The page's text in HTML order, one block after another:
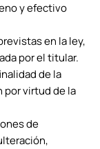
y efectivo
en la ley,
por el titular.
de la
por virtud de la
de